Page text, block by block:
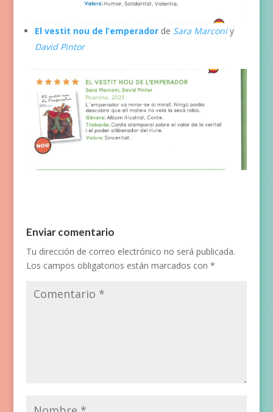
El vestit nou de l’emperadorde Sara Marconiy
David Pintor
Enviar comentario
Tu dirección de correo electrónico no será publicada.
Los campos obligatorios están marcados con *